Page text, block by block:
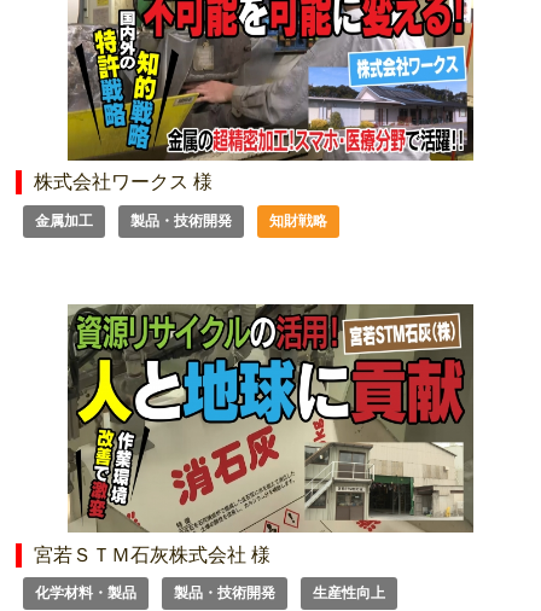
株式会社ワークス 様
金属加工 製品・技術開発 知財戦略
宮若ＳＴＭ石灰株式会社 様
化学材料・製品 製品・技術開発 生産性向上